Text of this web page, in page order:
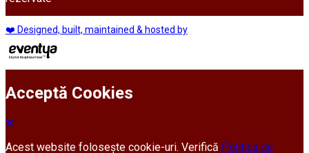
❤️ Designed, built, maintained & hosted by
Acceptă Cookies
Acest website folosește cookie-uri. Verifică Politica de